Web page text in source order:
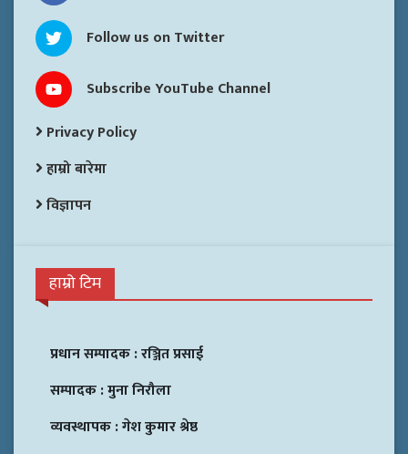
Follow us on Twitter
Subscribe YouTube Channel
Privacy Policy
हाम्रो बारेमा
विज्ञापन
हाम्रो टिम
प्रधान सम्पादक :रञ्जित प्रसाई
सम्पादक :मुना निरौला
व्यवस्थापक :गेश कुमार श्रेष्ठ